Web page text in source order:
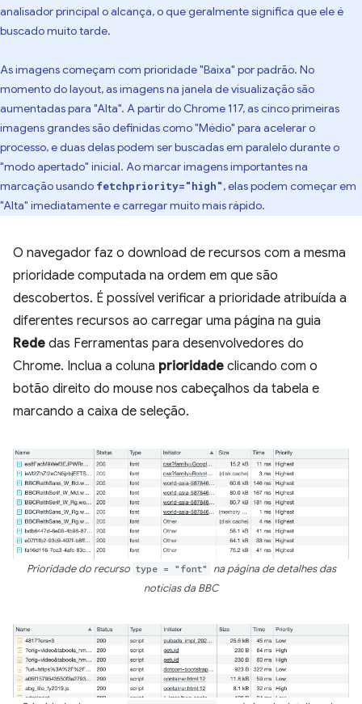
analisador principal o alcança, o que geralmente significa que ele é
buscado muito tarde.
As imagens começam com prioridade "Baixa" por padrão. No
momento do layout, as imagens na janela de visualização são
aumentadas para "Alta". A partir do Chrome 117, as cinco primeiras
imagens grandes são definidas como "Médio" para acelerar o
processo, e duas delas podem ser buscadas em paralelo durante o
"modo apertado" inicial. Ao marcar imagens importantes na
marcação usando fetchpriority="high", elas podem começar em
"Alta" imediatamente e carregar muito mais rápido.
O navegador faz o download de recursos com a mesma
prioridade computada na ordem em que são
descobertos. É possível verificar a prioridade atribuída a
diferentes recursos ao carregar uma página na guia
Rede das Ferramentas para desenvolvedores do
Chrome. Inclua a coluna prioridade clicando com o
botão direito do mouse nos cabeçalhos da tabela e
marcando a caixa de seleção.
Prioridade do recurso type = "font"
na página de detalhes das
notícias da BBC